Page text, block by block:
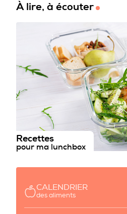
À lire, à écouter
Recettes
pour ma lunchbox
CALENDRIER
des aliments